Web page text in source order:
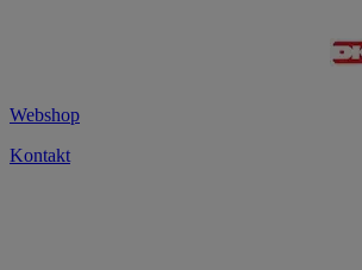
Webshop
Kontakt